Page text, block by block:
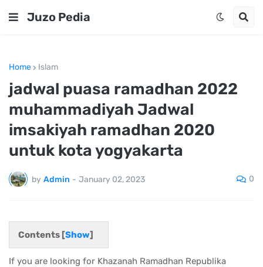
Juzo Pedia
Home Islam
jadwal puasa ramadhan 2022
muhammadiyah Jadwal
imsakiyah ramadhan 2020
untuk kota yogyakarta
by Admin - January 02, 2023 0
Contents [Show]
If you are looking for Khazanah Ramadhan Republika